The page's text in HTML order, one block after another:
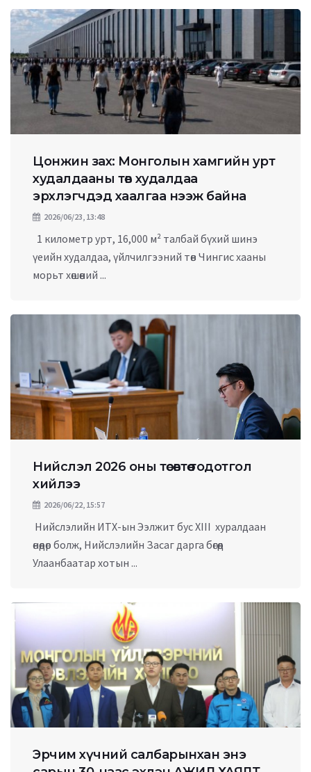
Цонжин зах: Монголын хамгийн урт
худалдааны төв худалдаа
эрхлэгчдэд хаалгаа нээж байна
2026/06/23, 13:48
1 километр урт, 16,000 м² талбай бүхий шинэ
үеийн худалдаа, үйлчилгээний төв Чингис хааны
морьт хөшөөний ...
Нийслэл 2026 оны төсөвтөө тодотгол
хийлээ
2026/06/22, 15:57
Нийслэлийн ИТХ-ын Ээлжит бус XIII хуралдаан
өнөөдөр болж, Нийслэлийн Засаг дарга бөгөөд
Улаанбаатар хотын ...
Эрчим хүчний салбарынхан энэ